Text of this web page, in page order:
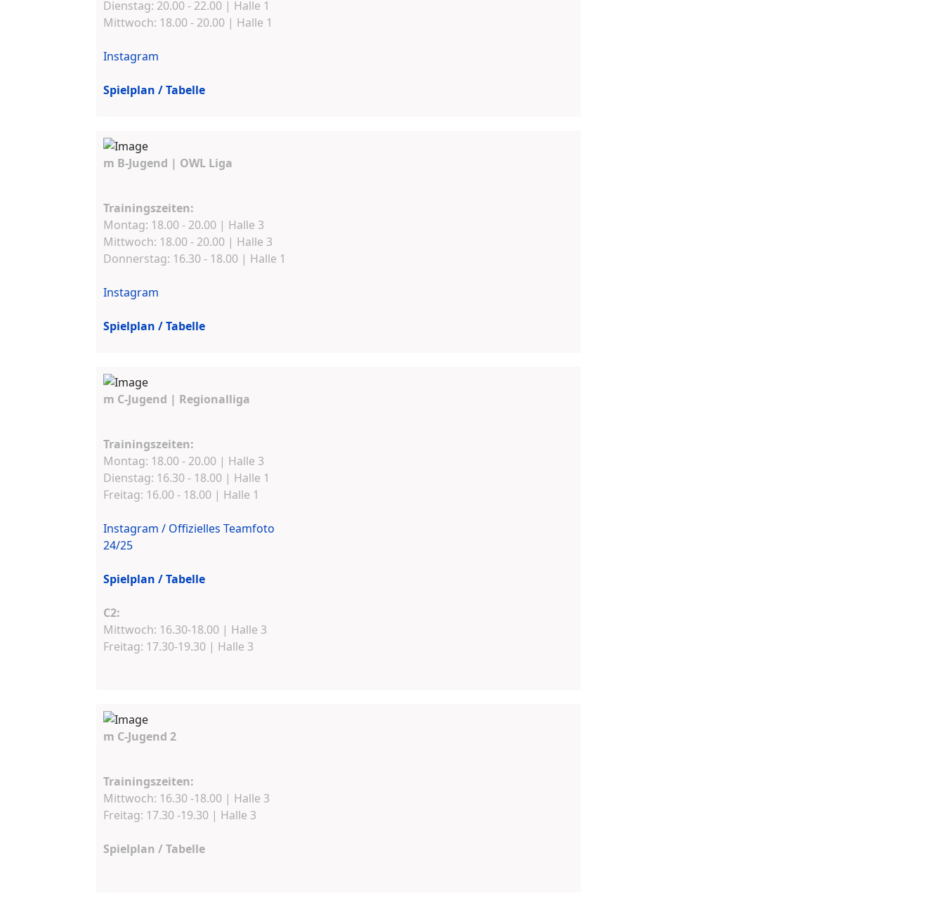
Dienstag: 20.00 - 22.00 | Halle 1
Mittwoch: 18.00 - 20.00 | Halle 1
Instagram
Spielplan / Tabelle
m B-Jugend | OWL Liga
Trainingszeiten:
Montag: 18.00 - 20.00 | Halle 3
Mittwoch: 18.00 - 20.00 | Halle 3
Donnerstag: 16.30 - 18.00 | Halle 1
Instagram
Spielplan / Tabelle
m C-Jugend | Regionalliga
Trainingszeiten:
Montag: 18.00 - 20.00 | Halle 3
Dienstag: 16.30 - 18.00 | Halle 1
Freitag: 16.00 - 18.00 | Halle 1
Instagram / Offizielles Teamfoto
24/25
Spielplan / Tabelle
C2:
Mittwoch: 16.30-18.00 | Halle 3
Freitag: 17.30-19.30 | Halle 3
m C-Jugend 2
Trainingszeiten:
Mittwoch: 16.30 -18.00 | Halle 3
Freitag: 17.30 -19.30 | Halle 3
Spielplan / Tabelle